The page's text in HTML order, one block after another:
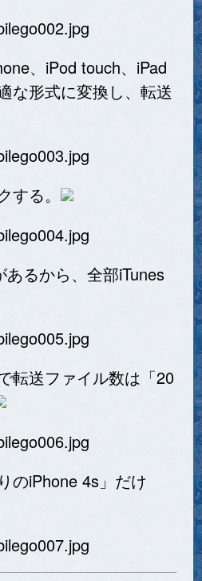
、iPod touch、iPad
な形式に変換し、転送
する。
るから、全部iTunes
転送ファイル数は「20
のiPhone 4s」だけ